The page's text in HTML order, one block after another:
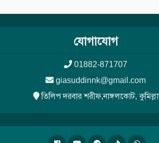
যোগাযোগ
01882-871707
giasuddinnk@gmail.com
তিলিপ দরবার শরীফ,নাঙ্গলকোট, কুমিল্লা